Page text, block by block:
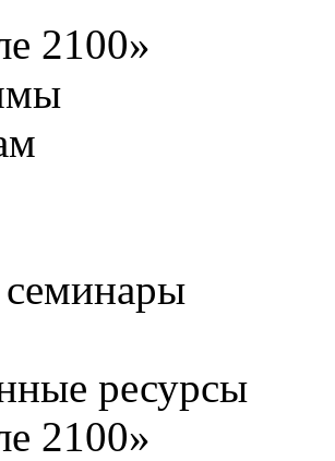
2100»
ресурсы
2100»